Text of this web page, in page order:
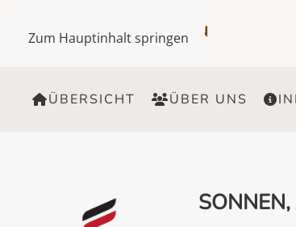
Zum Hauptinhalt springen
ÜBERSICHT ÜBER UNS
SONNEN,